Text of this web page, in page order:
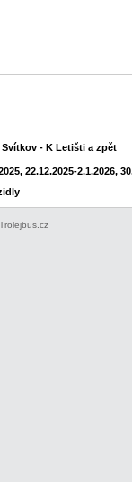
- K Letišti a zpět
22.12.2025-2.1.2026,